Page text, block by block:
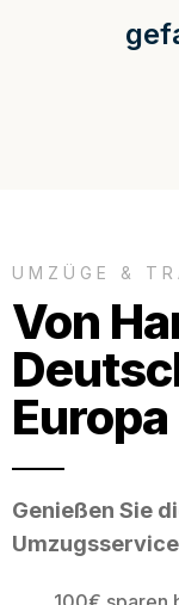
UMZÜGE &
Von
Europa
Genießen Sie